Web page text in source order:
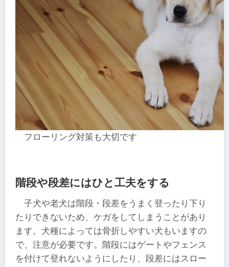
フローリング対策も大切です
階段や段差にはひと工夫をする
子犬や老犬は階段・段差をうまく登ったり下り
たりできないため、ケガをしてしまうことがあり
ます。犬種によっては骨折しやすい犬もいますの
で、注意が必要です。階段にはゲートやフェンス
を付けて登れないようにしたり、段差にはスロー